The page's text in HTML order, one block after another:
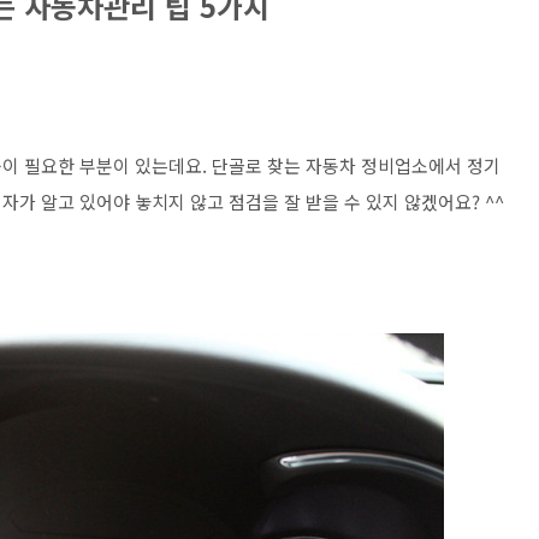
필요한 부분이 있는데요. 단골로 찾는 자동차 정비업소에서 정기
가 알고 있어야 놓치지 않고 점검을 잘 받을 수 있지 않겠어요? ^^